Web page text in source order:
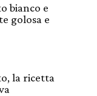
bianco e
golosa e
la ricetta